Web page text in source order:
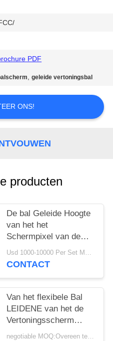
PDF
,geleide vertoningsbal
ONS!
producten
De bal Geleide Hoogte
van het het
Schermpixel van de
Vertoningsbol het
Naadloze Verbinden
Usd 1000-10000 Per Set MOQ:1 reeks
CONTACT
Van het flexibele Bal
LEIDENE van het de
Vertoningsscherm
Videovertoningsgebied negotiable MOQ:Overeen te komen